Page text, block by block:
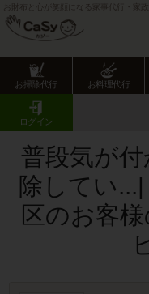
お財布と心が笑顔になる家事代行・家
お掃除代行 お料理代行
ログイン
CaSy TOP
お客様の声･口コミ詳細
普段気が
除してい
区のお客